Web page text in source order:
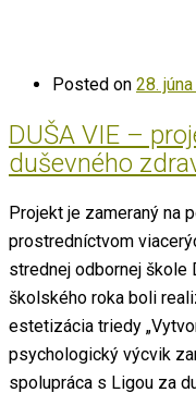
Posted on 28.
DUŠA VIE –
duševného
Projekt je zameraný na
prostredníctvom
strednej odbornej škole
školského roka boli
estetizácia triedy
psychologický výcvik
spolupráca s Ligou za